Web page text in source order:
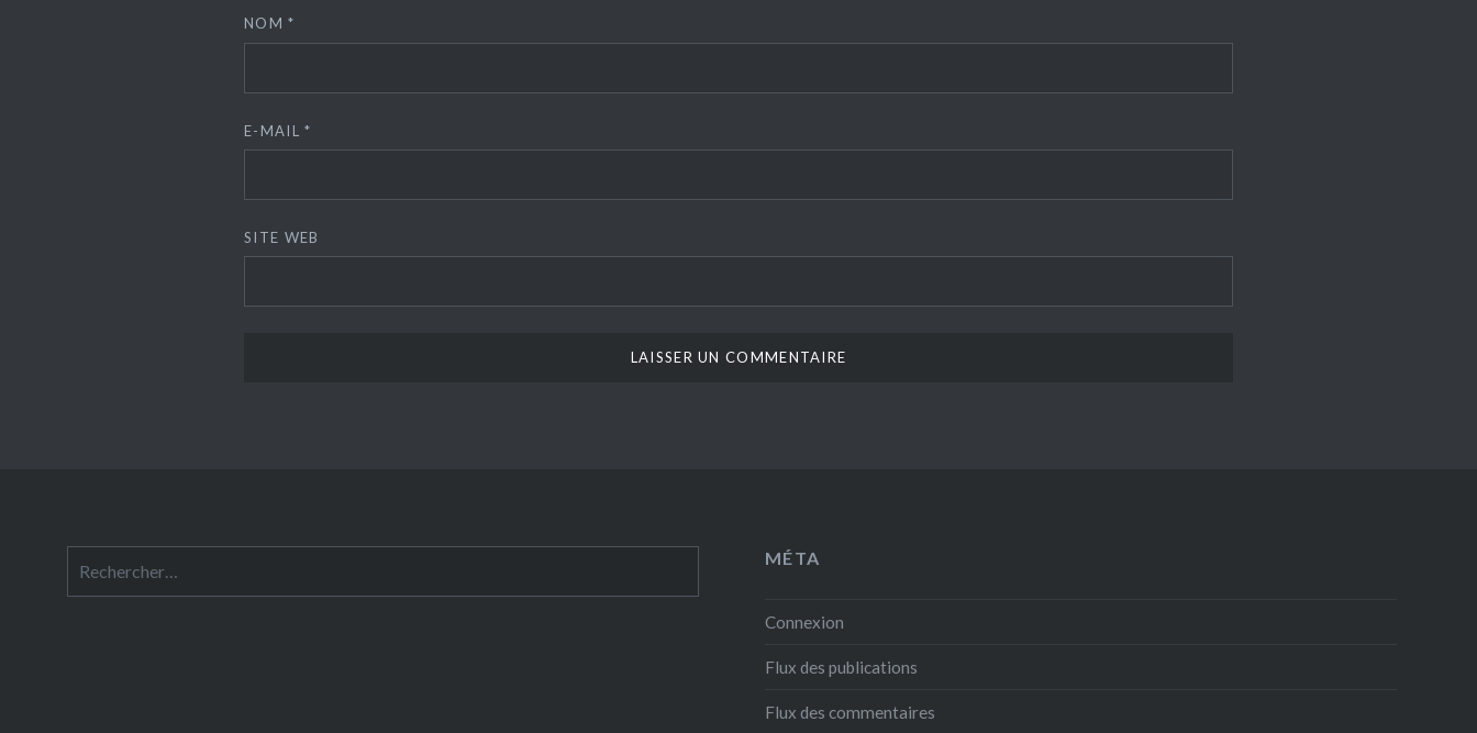
NOM*
E-MAIL*
SITE WEB
MÉTA
Connexion
Flux des publications
Flux des commentaires